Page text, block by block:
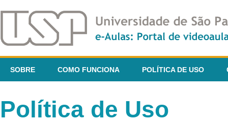
SOBRE COMO FUNCIONA POLÍTICA DE USO
Política de Uso